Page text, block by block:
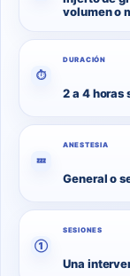
volumen o
⏱
DURACIÓN
2 a 4 horas
💤
ANESTESIA
General o
①
SESIONES
Una